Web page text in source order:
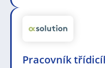
Pracovník